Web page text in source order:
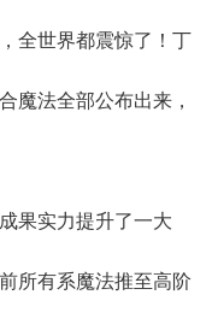
世界都震惊了！丁
魔法全部公布出来，
果实力提升了一大
所有系魔法推至高阶